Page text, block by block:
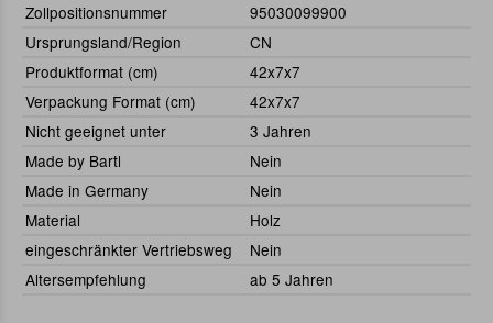
Zollpositionsnummer
95030099900
Ursprungsland/Region
CN
Produktformat (cm)
42x7x7
Verpackung Format (cm)
42x7x7
Nicht geeignet unter
3 Jahren
Made by Bartl
Nein
Made in Germany
Nein
Material
Holz
eingeschränkter Vertriebsweg
Nein
Altersempfehlung
ab 5 Jahren